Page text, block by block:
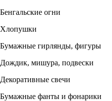
Бенгальские огни
Хлопушки
Бумажные гирлянды, фигуры
Дождик, мишура, подвески
Декоративные свечи
Бумажные фанты и фонарики